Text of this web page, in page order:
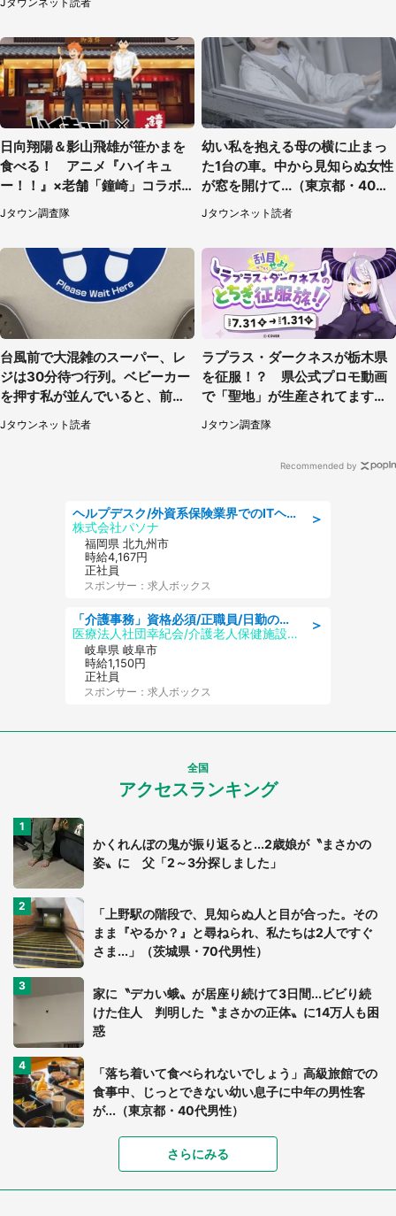
女性）
日向翔陽＆影山飛雄が笹かまを
食べる！ アニメ『ハイキュ
ー！！』×老舗「鐘崎」コラボ
で限定グッズも【8／1～31】
Jタウン調査隊
幼い私を抱える母の横に止まっ
た1台の車。中から見知らぬ女性
が窓を開けて...（東京都・40代
Jタウンネット読者
台風前で大混雑のスーパー、レ
ジは30分待つ行列。ベビーカー
を押す私が並んでいると、前の
Jタウンネット読者
ラプラス・ダークネスが栃木県
を征服！？ 県公式プロモ動画
で「聖地」が生産されてます【7
／31～1／31】
Jタウン調査隊
Recommended by
＞
ヘルプデスク/外資系保険業界でのITヘルプデスク業務/駅近/即日勤務可/ヘルプデスク
株式会社パソナ
福岡県 北九州市
時給4,167円
正社員
スポンサー：求人ボックス
＞
「介護事務」資格必須/正職員/日勤のみ/介護老人保健施設
医療法人社団幸紀会/介護老人保健施設 グリーンビラ安江
岐阜県 岐阜市
時給1,150円
正社員
スポンサー：求人ボックス
全国
アクセスランキング
かくれんぼの鬼が振り返ると...2歳娘が〝まさかの
姿〟に 父「2～3分探しました」
「上野駅の階段で、見知らぬ人と目が合った。その
まま『やるか？』と尋ねられ、私たちは2人ですぐ
さま...」（茨城県・70代男性）
家に〝デカい蛾〟が居座り続けて3日間...ビビり続
けた住人 判明した〝まさかの正体〟に14万人も困
惑
「落ち着いて食べられないでしょう」高級旅館での
食事中、じっとできない幼い息子に中年の男性客
が...（東京都・40代男性）
「富豪すぎ」1歳息子の〝店頭駄々こね〟の内容に1.
7万人驚がく 「お菓子売り場ならまだしも...」「ハ
ードル高い」
さらにみる